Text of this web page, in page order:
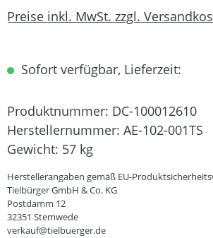
Preise inkl. MwSt. zzgl.
Sofort verfügbar, Lieferzeit:
Produktnummer: DC-100012610
Herstellernummer: AE-102-001TS
Gewicht: 57 kg
Herstellerangaben gemäß EU-
Tielbürger GmbH & Co. KG
Postdamm 12
32351 Stemwede
verkauf@tielbuerger.de